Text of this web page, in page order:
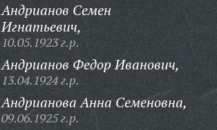
Андрианов Семен
Игнатьевич,
10.05.1923 г.р.
Андрианов Федор Иванович,
13.04.1924 г.р.
Андрианова Анна Семеновна,
09.06.1925 г.р.